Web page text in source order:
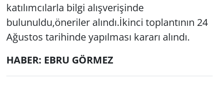
katılımcılarla bilgi alışverişinde
bulunuldu,öneriler alındı.İkinci toplantının 24
Ağustos tarihinde yapılması kararı alındı.
HABER: EBRU GÖRMEZ